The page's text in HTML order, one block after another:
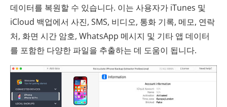
데이터를 복원할 수 있습니다. 이는 사용자가 iTunes 및
iCloud 백업에서 사진, SMS, 비디오, 통화 기록, 메모, 연락
처, 화면 시간 암호, WhatsApp 메시지 및 기타 앱 데이터
를 포함한 다양한 파일을 추출하는 데 도움이 됩니다.